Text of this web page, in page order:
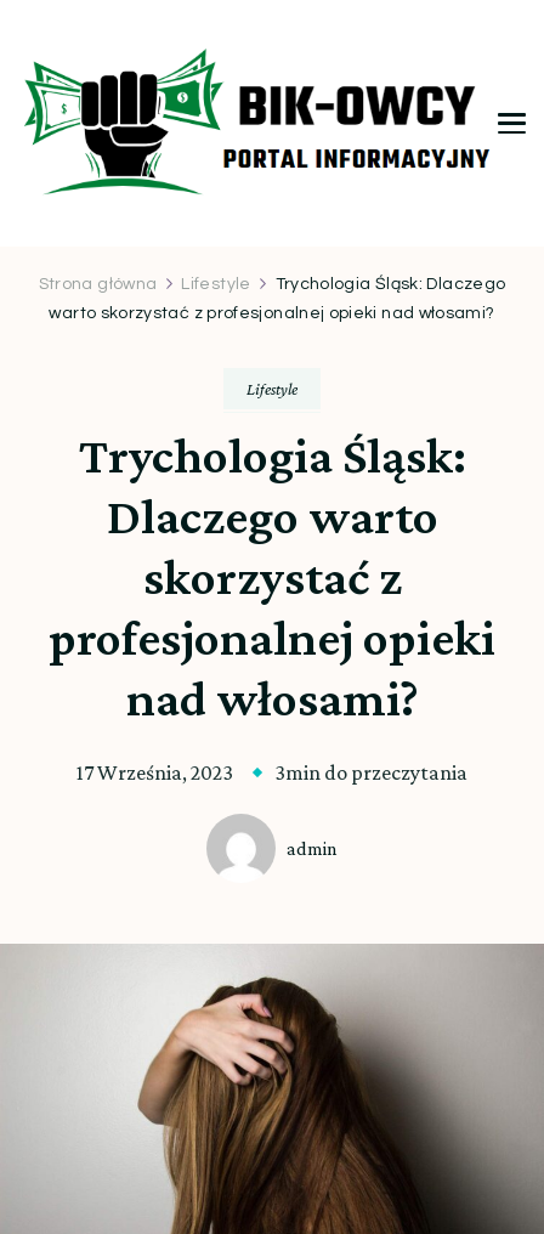
Strona główna Lifestyle
Trychologia Śląsk: Dlaczego
warto skorzystać z profesjonalnej opieki nad włosami?
Lifestyle
Trychologia Śląsk:
Dlaczego warto
skorzystać z
profesjonalnej opieki
nad włosami?
17 Września, 2023 3min do przeczytania
admin